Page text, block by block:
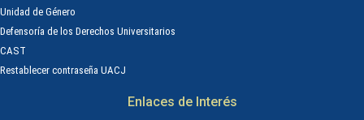
Unidad de Género
Defensoría de los Derechos Universitarios
CAST
Restablecer contraseña UACJ
Enlaces de Interés